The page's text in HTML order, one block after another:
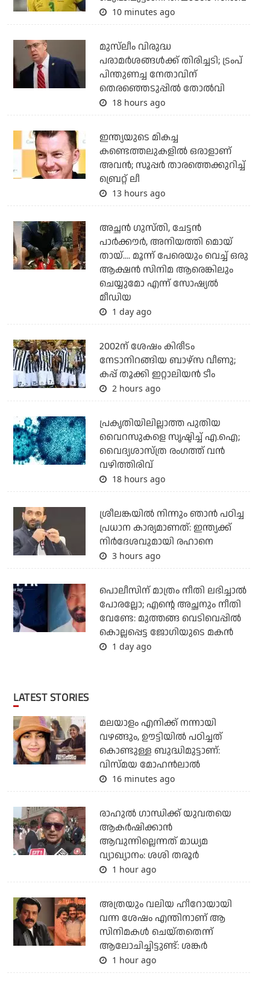
10 minutes ago
മുസ്‌ലീം വിരുദ്ധ
പരാമര്‍ശങ്ങള്‍ക്ക് തിരിച്ചടി; ട്രംപ്
പിന്തുണച്ച നേതാവിന്
തെരഞ്ഞെടുപ്പില്‍ തോല്‍വി
18 hours ago
ഇന്ത്യയുടെ മികച്ച
കണ്ടെത്തലുകളില്‍ ഒരാളാണ്
അവന്‍; സൂപ്പര്‍ താരത്തെക്കുറിച്ച്
ബ്രെറ്റ് ലീ
13 hours ago
അച്ഛന്‍ ഗുസ്തി, ചേട്ടന്‍
പാര്‍ക്കൗര്‍, അനിയത്തി മൊയ്
തായ്.... മൂന്ന് പേരെയും വെച്ച് ഒരു
ആക്ഷന്‍ സിനിമ ആരെങ്കിലും
ചെയ്യുമോ എന്ന് സോഷ്യല്‍
മീഡിയ
1 day ago
2002ന് ശേഷം കിരീടം
നേടാനിറങ്ങിയ ബാഴ്സ വീണു;
കപ്പ് തൂക്കി ഇറ്റാലിയൻ ടീം
2 hours ago
പ്രകൃതിയിലില്ലാത്ത പുതിയ
വൈറസുകളെ സൃഷ്ടിച്ച് എ.ഐ;
വൈദ്യശാസ്ത്ര രംഗത്ത് വന്‍
വഴിത്തിരിവ്
18 hours ago
ശ്രീലങ്കയില്‍ നിന്നും ഞാന്‍ പഠിച്ച
പ്രധാന കാര്യമാണത്: ഇന്ത്യക്ക്
നിര്‍ദേശവുമായി രഹാനെ
3 hours ago
പൊലീസിന് മാത്രം നീതി ലഭിച്ചാല്‍
പോരല്ലോ; എന്റെ അച്ഛനും നീതി
വേണ്ടേ: മുത്തങ്ങ വെടിവെപ്പില്‍
കൊല്ലപ്പെട്ട ജോഗിയുടെ മകന്‍
1 day ago
LATEST STORIES
മലയാളം എനിക്ക് നന്നായി
വഴങ്ങും, ഊട്ടിയില്‍ പഠിച്ചത്
കൊണ്ടുള്ള ബുദ്ധിമുട്ടാണ്:
വിസ്മയ മോഹന്‍ലാല്‍
16 minutes ago
രാഹുല്‍ ഗാന്ധിക്ക് യുവതയെ
ആകര്‍ഷിക്കാന്‍
ആവുന്നില്ലെന്നത് മാധ്യമ
വ്യാഖ്യാനം: ശശി തരൂര്‍
1 hour ago
അത്രയും വലിയ ഹീറോയായി
വന്ന ശേഷം എന്തിനാണ് ആ
സിനിമകള്‍ ചെയ്തതെന്ന്
ആലോചിച്ചിട്ടുണ്ട്: ശങ്കര്‍
1 hour ago